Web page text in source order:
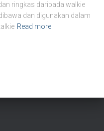
ringkas daripada walkie
dan digunakan dalam
Read more